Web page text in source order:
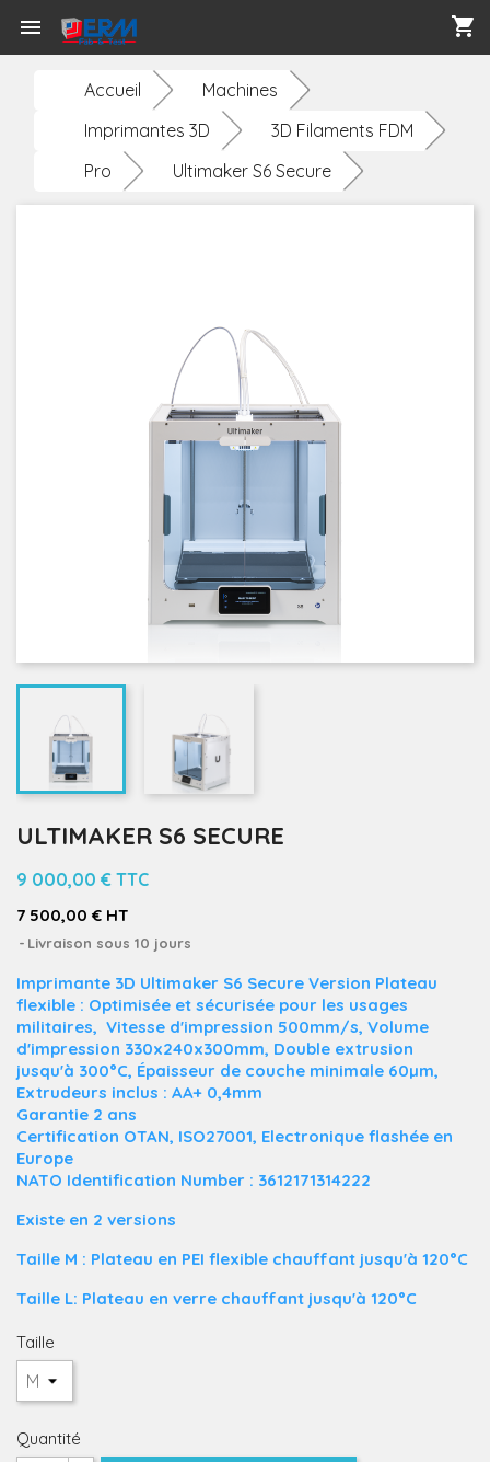
 shopping_cart
Accueil
Machines
Imprimantes 3D
3D Filaments FDM
Pro
Ultimaker S6 Secure
ULTIMAKER S6 SECURE
9 000,00 € TTC
7 500,00 € HT
Livraison sous 10 jours
Imprimante 3D Ultimaker S6 Secure Version Plateau
flexible : Optimisée et sécurisée pour les usages
militaires, Vitesse d'impression 500mm/s, Volume
d'impression 330x240x300mm, Double extrusion
jusqu'à 300°C, Épaisseur de couche minimale 60µm,
Extrudeurs inclus : AA+ 0,4mm
Garantie 2 ans
Certification OTAN, ISO27001, Electronique flashée en
Europe
NATO Identification Number : 3612171314222
Existe en 2 versions
Taille M : Plateau en PEI flexible chauffant jusqu'à 120°C
Taille L: Plateau en verre chauffant jusqu'à 120°C
Taille
Quantité